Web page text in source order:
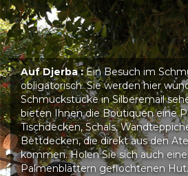
Auf Djerba :Ein Besuch im
obligatorisch. Sie werden hier
Schmuckstücke in Silberemail
bieten Ihnen die Boutiquen eine
Tischdecken, Schals,
Bettdecken, die direkt aus den
kommen. Holen Sie sich auch
Palmenblättern geflochtenen Hut.